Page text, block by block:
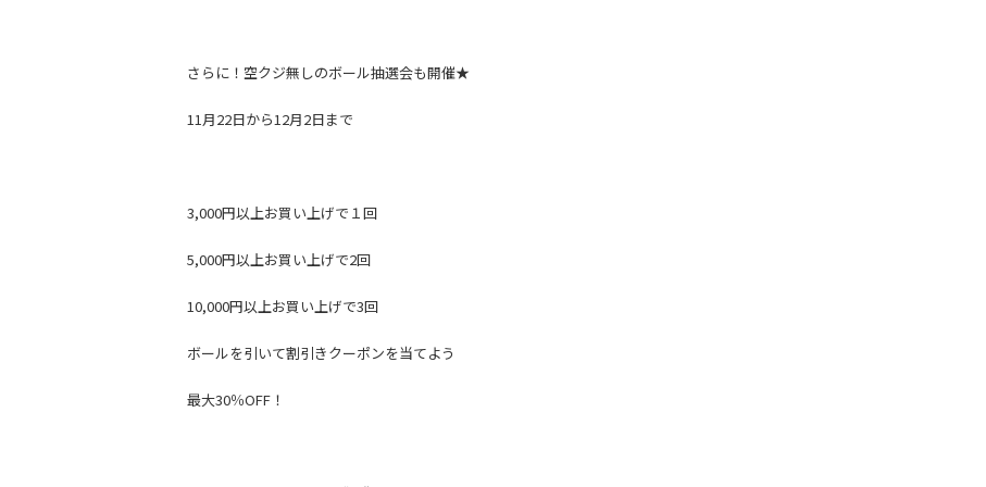
さらに！空クジ無しのボール抽選会も開催★
11月22日から12月2日まで
3,000円以上お買い上げで１回
5,000円以上お買い上げで2回
10,000円以上お買い上げで3回
ボールを引いて割引きクーポンを当てよう
最大30％OFF！